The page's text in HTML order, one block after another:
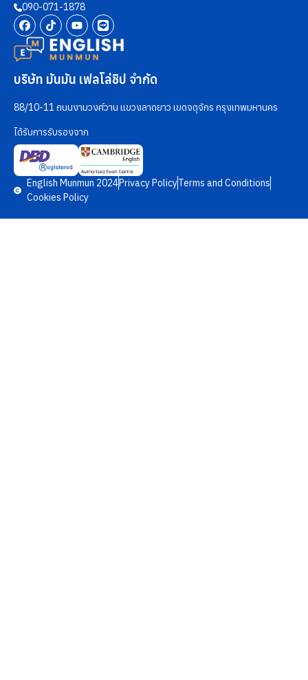
090-071-1878
บริษัท มันมัน เฟลโล่ชิป จำกัด
88/10-11 ถนนงามวงศ์วาน แขวงลาดยาว เขตจตุจักร กรุงเทพมหานคร
ได้รับการรับรองจาก
English Munmun 2024Privacy PolicyTerms and Conditions
Cookies Policy